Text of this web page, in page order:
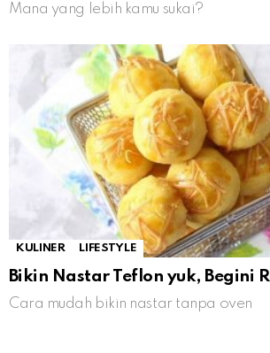
Mana yang lebih kamu sukai?
KULINER LIFESTYLE
Bikin Nastar Teflon yuk, Begini
Cara mudah bikin nastar tanpa oven